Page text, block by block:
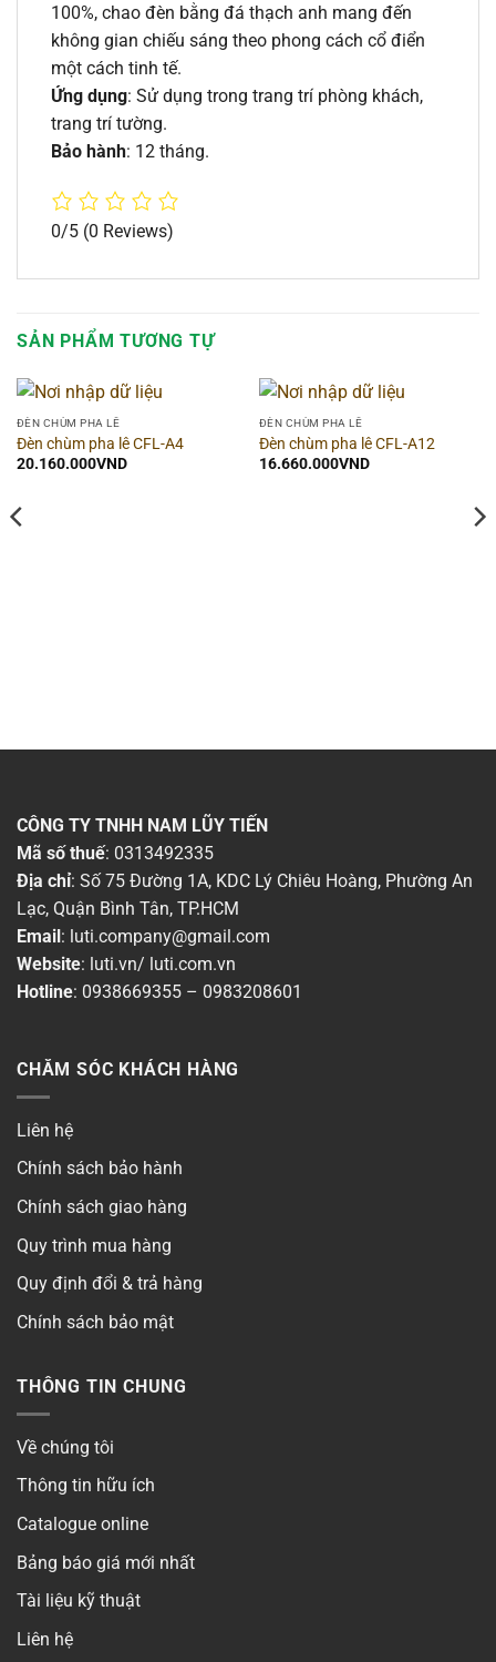
100%, chao đèn bằng đá thạch anh mang đến
không gian chiếu sáng theo phong cách cổ điển
một cách tinh tế.
Ứng dụng: Sử dụng trong trang trí phòng khách,
trang trí tường.
Bảo hành: 12 tháng.
0/5 (0 Reviews)
SẢN PHẨM TƯƠNG TỰ
ĐÈN CHÙM PHA LÊ
Đèn chùm pha lê CFL-A4
20.160.000VND
ĐÈN CHÙM PHA LÊ
Đèn chùm pha lê CFL-A12
16.660.000VND
CÔNG TY TNHH NAM LŨY TIẾN
Mã số thuế: 0313492335
Địa chỉ: Số 75 Đường 1A, KDC Lý Chiêu Hoàng, Phường An
Lạc, Quận Bình Tân, TP.HCM
Email : luti.company@gmail.com
Website: luti.vn/ luti.com.vn
Hotline: 0938669355 – 0983208601
CHĂM SÓC KHÁCH HÀNG
Liên hệ
Chính sách bảo hành
Chính sách giao hàng
Quy trình mua hàng
Quy định đổi & trả hàng
Chính sách bảo mật
THÔNG TIN CHUNG
Về chúng tôi
Thông tin hữu ích
Catalogue online
Bảng báo giá mới nhất
Tài liệu kỹ thuật
Liên hệ